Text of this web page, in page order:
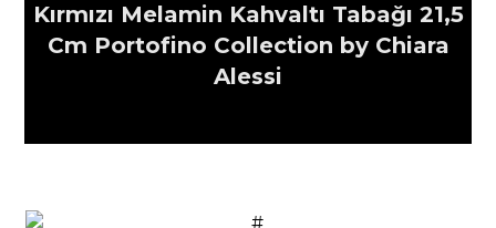
Kırmızı Melamin Kahvaltı Tabağı 21,5
Cm Portofino Collection by Chiara
Alessi